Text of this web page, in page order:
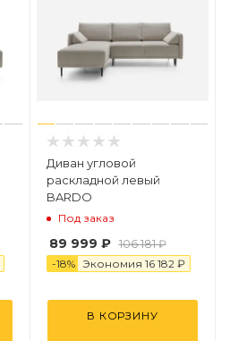
Диван угловой
раскладной левый
BARDO
Под заказ
89 999 ₽ 106 181 ₽
-18% Экономия 16 182 ₽
В КОРЗИНУ